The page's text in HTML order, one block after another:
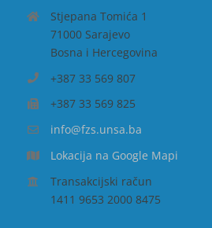
Stjepana Tomića 1
71000 Sarajevo
Bosna i Hercegovina
+387 33 569 807
+387 33 569 825
info@fzs.unsa.ba
Lokacija na Google Mapi
Transakcijski račun
1411 9653 2000 8475